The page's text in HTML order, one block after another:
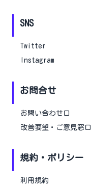
SNS
Twitter
Instagram
お問合せ
お問い合わせ口
改善要望・ご意見窓口
規約・ポリシー
利用規約